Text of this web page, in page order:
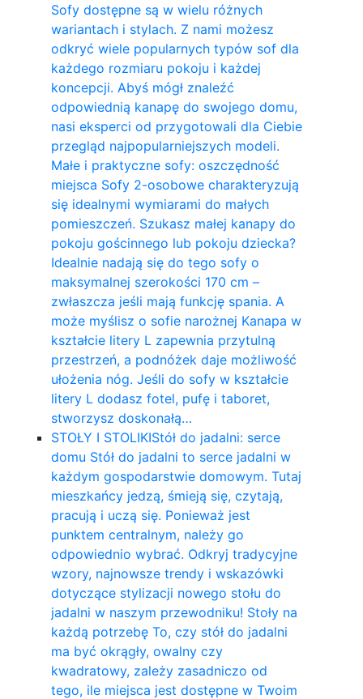
Sofy dostępne są w wielu różnych
wariantach i stylach. Z nami możesz
odkryć wiele popularnych typów sof dla
każdego rozmiaru pokoju i każdej
koncepcji. Abyś mógł znaleźć
odpowiednią kanapę do swojego domu,
nasi eksperci od przygotowali dla Ciebie
przegląd najpopularniejszych modeli.
Małe i praktyczne sofy: oszczędność
miejsca Sofy 2-osobowe charakteryzują
się idealnymi wymiarami do małych
pomieszczeń. Szukasz małej kanapy do
pokoju gościnnego lub pokoju dziecka?
Idealnie nadają się do tego sofy o
maksymalnej szerokości 170 cm –
zwłaszcza jeśli mają funkcję spania. A
może myślisz o sofie narożnej Kanapa w
kształcie litery L zapewnia przytulną
przestrzeń, a podnóżek daje możliwość
ułożenia nóg. Jeśli do sofy w kształcie
litery L dodasz fotel, pufę i taboret,
stworzysz doskonałą…
STOŁY I STOLIKIStół do jadalni: serce
domu Stół do jadalni to serce jadalni w
każdym gospodarstwie domowym. Tutaj
mieszkańcy jedzą, śmieją się, czytają,
pracują i uczą się. Ponieważ jest
punktem centralnym, należy go
odpowiednio wybrać. Odkryj tradycyjne
wzory, najnowsze trendy i wskazówki
dotyczące stylizacji nowego stołu do
jadalni w naszym przewodniku! Stoły na
każdą potrzebę To, czy stół do jadalni
ma być okrągły, owalny czy
kwadratowy, zależy zasadniczo od
tego, ile miejsca jest dostępne w Twoim